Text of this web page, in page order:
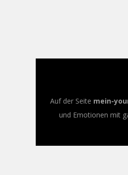
Auf der Seite mein-
und Emotionen mit